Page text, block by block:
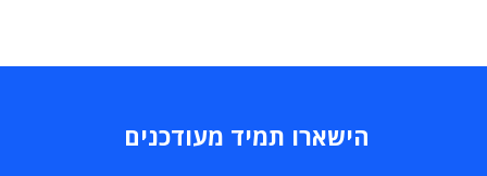
הישארו תמיד מעודכנים